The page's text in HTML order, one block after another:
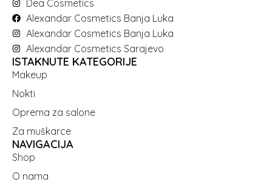
Dea Cosmetics
Alexandar Cosmetics Banja Luka
Alexandar Cosmetics Banja Luka
Alexandar Cosmetics Sarajevo
ISTAKNUTE KATEGORIJE
Makeup
Nokti
Oprema za salone
Za muškarce
NAVIGACIJA
Shop
O nama